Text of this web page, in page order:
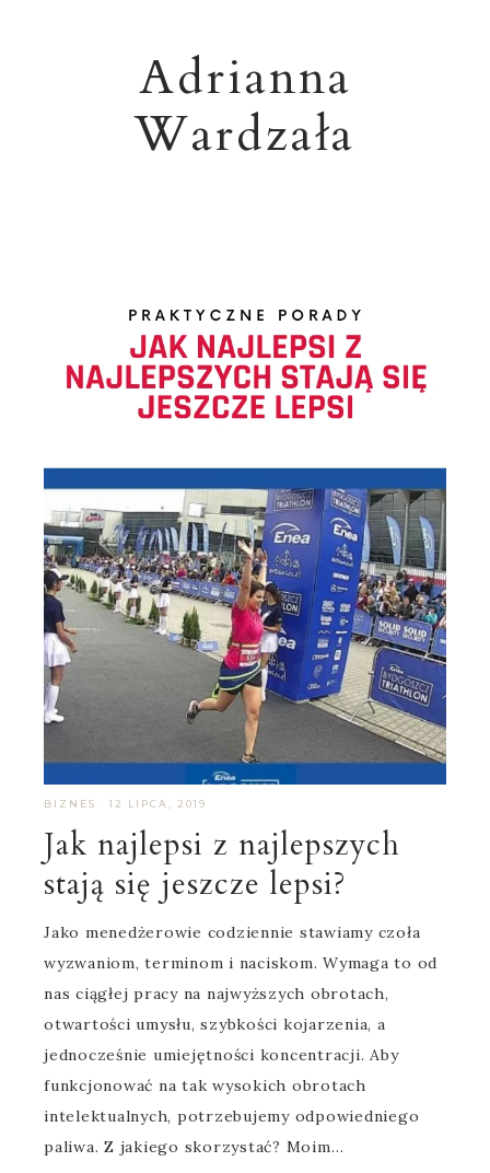
Adrianna
Wardzała
BIZNES · 12 LIPCA, 2019
Jak najlepsi z najlepszych
stają się jeszcze lepsi?
Jako menedżerowie codziennie stawiamy czoła
wyzwaniom, terminom i naciskom. Wymaga to od
nas ciągłej pracy na najwyższych obrotach,
otwartości umysłu, szybkości kojarzenia, a
jednocześnie umiejętności koncentracji. Aby
funkcjonować na tak wysokich obrotach
intelektualnych, potrzebujemy odpowiedniego
paliwa. Z jakiego skorzystać? Moim…